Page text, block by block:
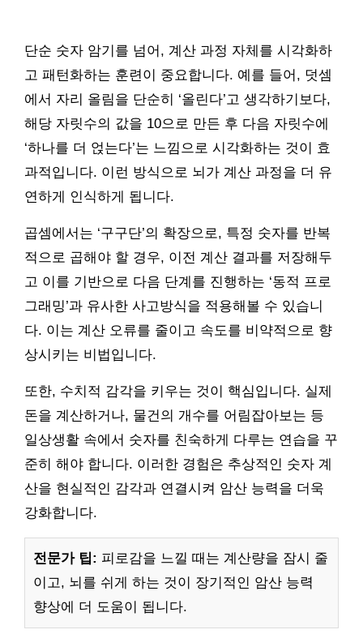
단순 숫자 암기를 넘어, 계산 과정 자체를 시각화하
고 패턴화하는 훈련이 중요합니다. 예를 들어, 덧셈
에서 자리 올림을 단순히 ‘올린다’고 생각하기보다,
해당 자릿수의 값을 10으로 만든 후 다음 자릿수에
‘하나를 더 얹는다’는 느낌으로 시각화하는 것이 효
과적입니다. 이런 방식으로 뇌가 계산 과정을 더 유
연하게 인식하게 됩니다.
곱셈에서는 ‘구구단’의 확장으로, 특정 숫자를 반복
적으로 곱해야 할 경우, 이전 계산 결과를 저장해두
고 이를 기반으로 다음 단계를 진행하는 ‘동적 프로
그래밍’과 유사한 사고방식을 적용해볼 수 있습니
다. 이는 계산 오류를 줄이고 속도를 비약적으로 향
상시키는 비법입니다.
또한, 수치적 감각을 키우는 것이 핵심입니다. 실제
돈을 계산하거나, 물건의 개수를 어림잡아보는 등
일상생활 속에서 숫자를 친숙하게 다루는 연습을 꾸
준히 해야 합니다. 이러한 경험은 추상적인 숫자 계
산을 현실적인 감각과 연결시켜 암산 능력을 더욱
강화합니다.
전문가 팁: 피로감을 느낄 때는 계산량을 잠시 줄
이고, 뇌를 쉬게 하는 것이 장기적인 암산 능력
향상에 더 도움이 됩니다.